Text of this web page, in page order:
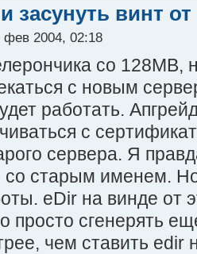
засунуть винт от
2004, 02:18
со 128MB,
с новым
работать.
с
сервера. Я
со старым именем.
eDir на винде от
просто сгенерять
чем ставить edir